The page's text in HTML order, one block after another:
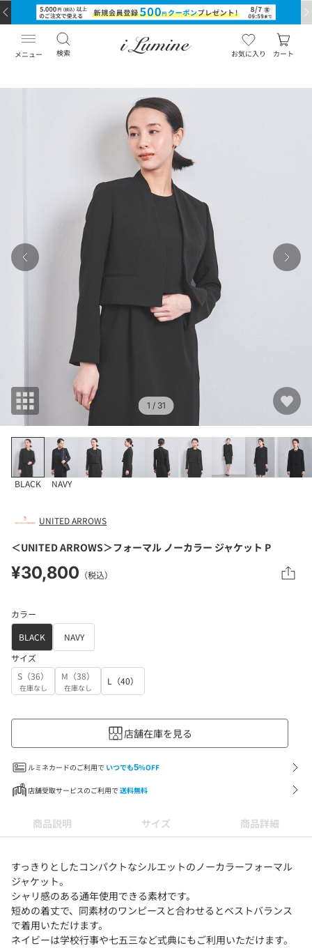
メニュー 検索 お気に入り カート
1 / 31
BLACK NAVY
UNITED ARROWS
＜UNITED ARROWS＞フォーマル ノーカラー ジャケット P
¥30,800 （税込）
カラー
BLACK
NAVY
サイズ
S（36）
在庫なし
M（38）
在庫なし
L（40）
店舗在庫を見る
ルミネカードのご利用で いつでも5%OFF
店舗受取サービスのご利用で 送料無料
商品説明 サイズ 商品詳細
すっきりとしたコンパクトなシルエットのノーカラーフォーマル
ジャケット。
シャリ感のある通年使用できる素材です。
短めの着丈で、同素材のワンピースと合わせるとベストバランス
で着用いただけます。
ネイビーは学校行事や七五三など式典にもご利用いただけます。